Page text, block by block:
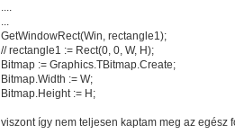
GetWindowRect(Win, rectangle1);
// rectangle1 := Rect(0, 0, W, H);
Bitmap := Graphics.TBitmap.Create;
Bitmap.Width := W;
Bitmap.Height := H;
viszont így nem teljesen kaptam meg az egész